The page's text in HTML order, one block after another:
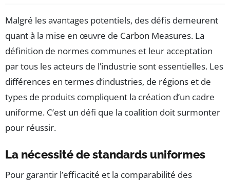
Malgré les avantages potentiels, des défis demeurent
quant à la mise en œuvre de Carbon Measures. La
définition de normes communes et leur acceptation
par tous les acteurs de l’industrie sont essentielles. Les
différences en termes d’industries, de régions et de
types de produits compliquent la création d’un cadre
uniforme. C’est un défi que la coalition doit surmonter
pour réussir.
La nécessité de standards uniformes
Pour garantir l’efficacité et la comparabilité des